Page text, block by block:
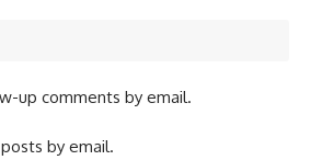
up comments by email.
by email.